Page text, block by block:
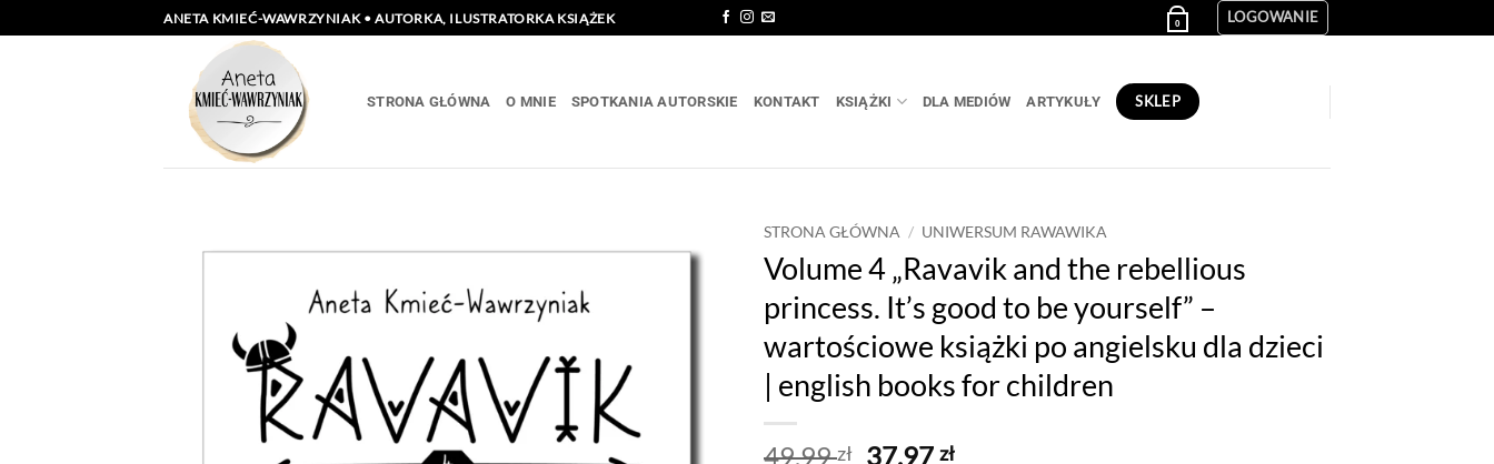
do
ANETA KMIEĆ-WAWRZYNIAK • AUTORKA, ILUSTRATORKA KSIĄŻEK 0 LOGOWANIE
STRONA GŁÓWNA O MNIE SPOTKANIA AUTORSKIE KONTAKT KSIĄŻKI DLA MEDIÓW ARTYKUŁY SKLEP
STRONA GŁÓWNA / UNIWERSUM RAWAWIKA
Volume 4 „Ravavik and the rebellious
princess. It’s good to be yourself” –
wartościowe książki po angielsku dla dzieci
| english books for children
49,99zł 37,97zł